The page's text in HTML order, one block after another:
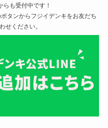
らも受付中です！
タンからフジイデンキをお友だち
せください。